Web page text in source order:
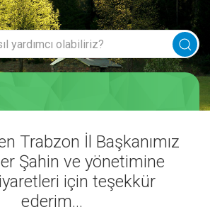
Trabzon İl Başkanımız
Şahin ve yönetimine
için teşekkür
ederim...